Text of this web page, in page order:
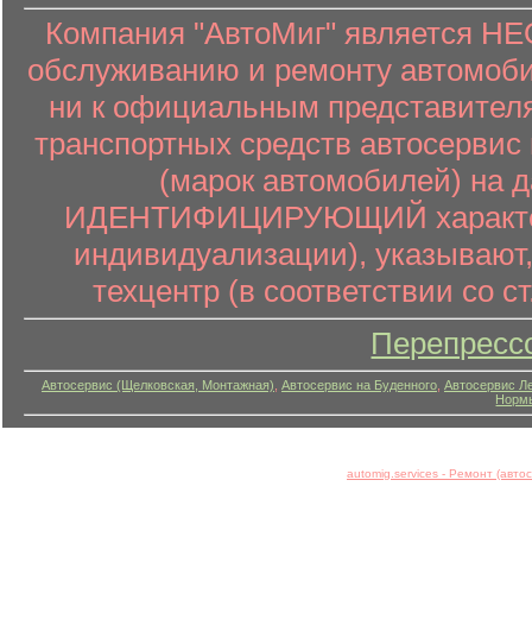
Компания "АвтоМиг" является
обслуживанию и ремонту
ни к официальным
транспортных средств
(марок автомобилей) на
ИДЕНТИФИЦИРУЮЩИЙ характер
индивидуализации),
техцентр (в соответствии со
Автосервис (Щелковская, Монтажная) Автосервис на Буденного Автосервис
automig.services - Ремонт